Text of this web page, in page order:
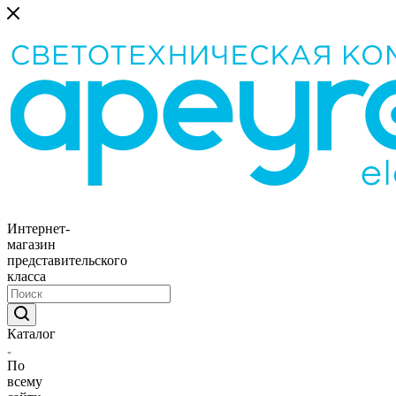
Интернет-
магазин
представительского
класса
Каталог
По
всему